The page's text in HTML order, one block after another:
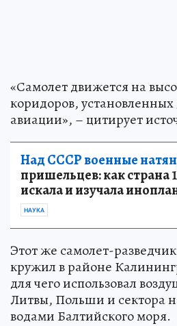
«Самолет движется на
коридоров,
авиации», – цитирует
Над СССР военные
пришельцев: как страна
искала и изучала
НАУКА
Этот же самолет-
кружил в районе
для чего использовал
Литвы, Польши и сектора
водами Балтийского моря.